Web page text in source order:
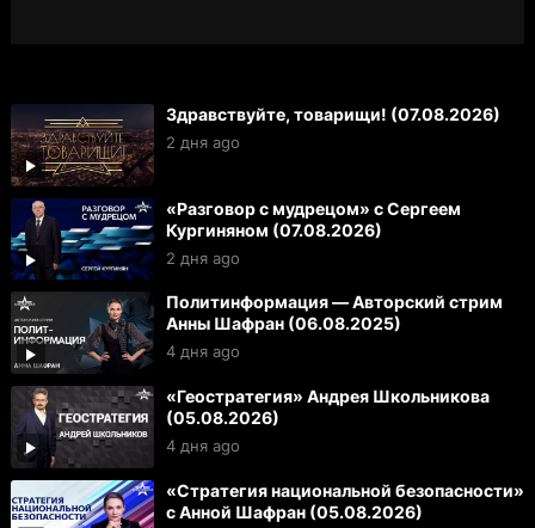
Здравствуйте, товарищи! (07.08.2026)
2 дня ago
«Разговор с мудрецом» с Сергеем
Кургиняном (07.08.2026)
2 дня ago
Политинформация — Авторский стрим
Анны Шафран (06.08.2025)
4 дня ago
«Геостратегия» Андрея Школьникова
(05.08.2026)
4 дня ago
«Стратегия национальной безопасности»
с Анной Шафран (05.08.2026)